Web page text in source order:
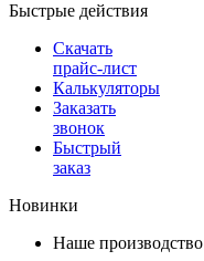
Быстрые действия
Скачать
прайс-лист
Калькуляторы
Заказать
звонок
Быстрый
заказ
Новинки
Наше производство